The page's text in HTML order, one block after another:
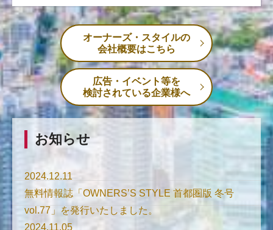
オーナーズ・スタイルの
会社概要はこちら
広告・イベント等を
検討されている企業様へ
お知らせ
2024.12.11
無料情報誌「OWNERS’S STYLE 首都圏版 冬号
vol.77」を発行いたしました。
2024.11.05